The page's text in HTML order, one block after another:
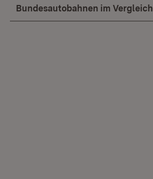
Bundesautobahnen im Vergleich